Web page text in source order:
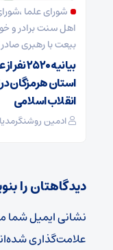
شورای علما
اهل سنت برادر و
بیعت با رهبری
بیانیه
استان هرمزگان
انقلاب اسلامی
ادمین روشنگرمدیا
دیدگاهتان را
نشانی ایمیل شما
علامت‌گذاری